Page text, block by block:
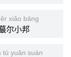
xiǎo bāng
尔小邦
tú yuǎn suàn